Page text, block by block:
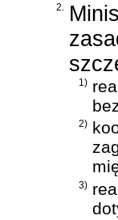
2.
1)
2)
3)